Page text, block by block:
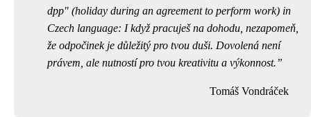
dpp" (holiday during an agreement to perform work) in
Czech language: I když pracuješ na dohodu, nezapomeň,
že odpočinek je důležitý pro tvou duši. Dovolená není
právem, ale nutností pro tvou kreativitu a výkonnost.
Tomáš Vondráček